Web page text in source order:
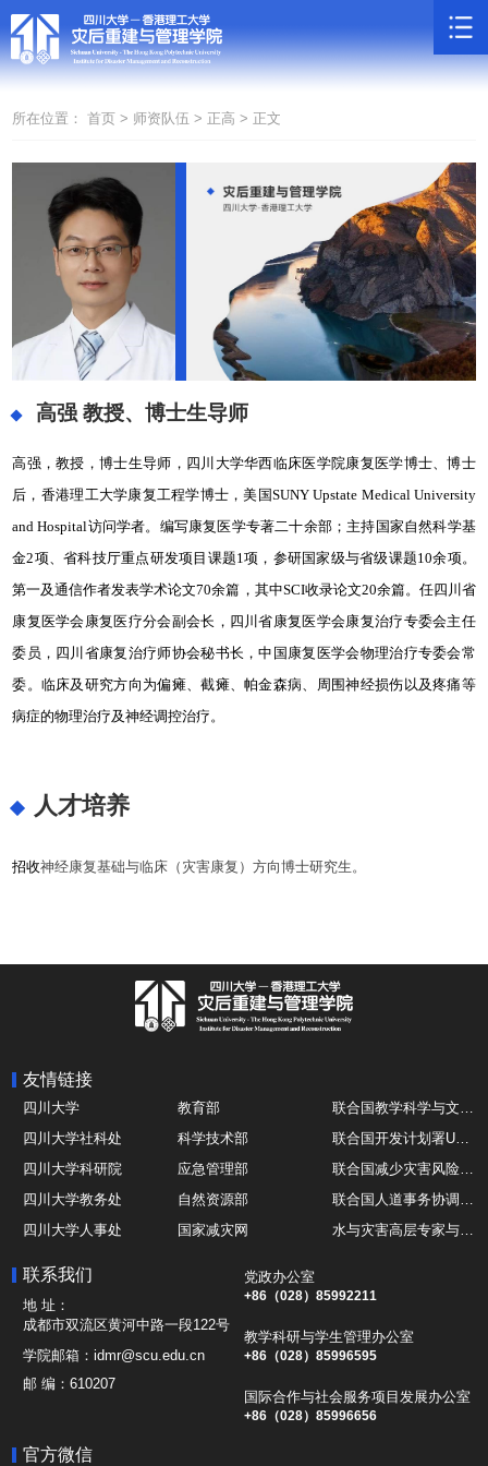
所在位置： 首页 > 师资队伍 > 正高 > 正文
高强教授、博士生导师
高强，教授，博士生导师，四川大学华西临床医学院康复医学博士、博士
后，香港理工大学康复工程学博士，美国SUNY Upstate Medical University
and Hospital访问学者。编写康复医学专著二十余部；主持国家自然科学基
金2项、省科技厅重点研发项目课题1项，参研国家级与省级课题10余项。
第一及通信作者发表学术论文70余篇，其中SCI收录论文20余篇。任四川省
康复医学会康复医疗分会副会长，四川省康复医学会康复治疗专委会主任
委员，四川省康复治疗师协会秘书长，中国康复医学会物理治疗专委会常
委。临床及研究方向为偏瘫、截瘫、帕金森病、周围神经损伤以及疼痛等
病症的物理治疗及神经调控治疗。
人才培养
招收神经康复基础与临床（灾害康复）方向博士研究生。
友情链接
四川大学 教育部
联合国教学科学与文化组织UNESCO
四川大学社科处
科学技术部
联合国开发计划署UNDP
四川大学科研院
应急管理部
联合国减少灾害风险办公室UNDRR
四川大学教务处
自然资源部
联合国人道事务协调厅OCHA
四川大学人事处
国家减灾网
水与灾害高层专家与领导组 HELP
地震与火山研究室
联系我们
地 址：
成都市双流区黄河中路一段122号
学院邮箱：idmr@scu.edu.cn
邮 编：610207
党政办公室
+86（028）85992211
教学科研与学生管理办公室
+86（028）85996595
国际合作与社会服务项目发展办公室
+86（028）85996656
官方微信